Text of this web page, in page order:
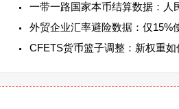
一带一路国家本币结算数据：人
外贸企业汇率避险数据：仅15%
CFETS货币篮子调整：新权重如